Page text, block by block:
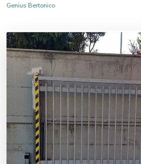
Genius Bertonico